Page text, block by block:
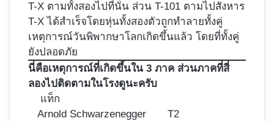
T-X ตามทั้งสองไปที่นั่น ส่วน T-101 ตามไปสังหาร
T-X ได้สำเร็จโดยหุ่นทั้งสองตัวถูกทำลายทั้งคู่
เหตุการณ์วันพิพากษาโลกเกิดขึ้นแล้ว โดยที่ทั้งคู่
ยังปลอดภัย
นี่คือเหตุการณ์ที่เกิดขึ้นใน 3 ภาค ส่วนภาคที่สี่
ลองไปติดตามในโรงดูนะครับ
แท็ก
Arnold Schwarzenegger
T2